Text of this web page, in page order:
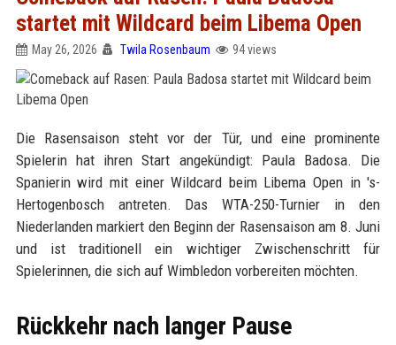
startet mit Wildcard beim Libema Open
May 26, 2026 Twila Rosenbaum 94 views
Die Rasensaison steht vor der Tür, und eine prominente
Spielerin hat ihren Start angekündigt: Paula Badosa. Die
Spanierin wird mit einer Wildcard beim Libema Open in 's-
Hertogenbosch antreten. Das WTA-250-Turnier in den
Niederlanden markiert den Beginn der Rasensaison am 8. Juni
und ist traditionell ein wichtiger Zwischenschritt für
Spielerinnen, die sich auf Wimbledon vorbereiten möchten.
Rückkehr nach langer Pause